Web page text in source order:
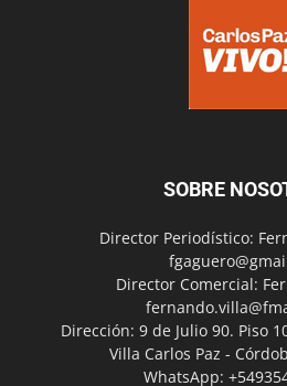
SOBRE
Director Periodístico:
Director Comercial:
Dirección: 9 de Julio 90. Piso
Villa Carlos Paz -
WhatsApp: